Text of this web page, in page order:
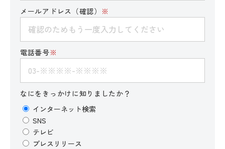
メールアドレス（確認） ※
電話番号※
なにをきっかけに知りましたか？
インターネット検索
SNS
テレビ
プレスリリース